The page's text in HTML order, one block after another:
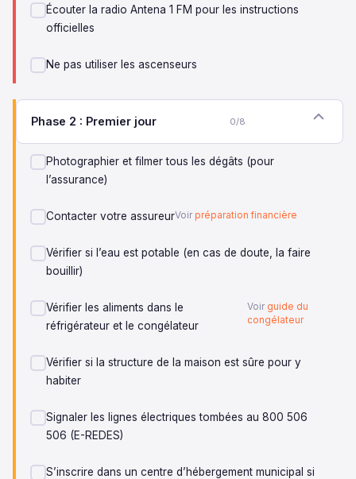
Écouter la radio Antena 1 FM pour les instructions
officielles
Ne pas utiliser les ascenseurs
Phase 2 : Premier jour 0/8
Photographier et filmer tous les dégâts (pour
l’assurance)
Contacter votre assureurVoir préparation financière
Vérifier si l’eau est potable (en cas de doute, la faire
bouillir)
Vérifier les aliments dans le
réfrigérateur et le congélateur
Voir guide du
congélateur
Vérifier si la structure de la maison est sûre pour y
habiter
Signaler les lignes électriques tombées au 800 506
506 (E-REDES)
S’inscrire dans un centre d’hébergement municipal si